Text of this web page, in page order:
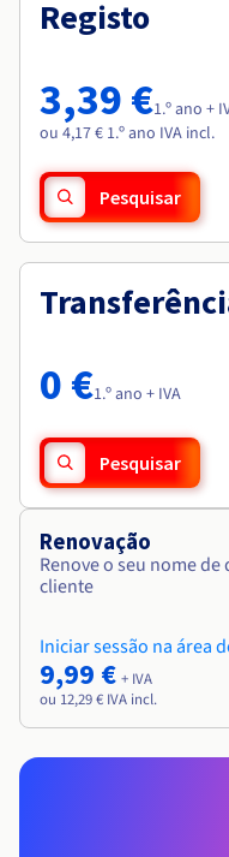
Preços
Roadmap & Changelog
Observabilidade
Roadmap & Changelog
Roadmap & Changelog
Roadmap & Changelog
Roadmap & Changelog
Registo
3,39 €1.º ano +
ou 4,17 € 1.º ano IVA incl.
Pesquisar
0 €1.º ano + IVA
Pesquisar
Renovação
Renove o seu nome
cliente
Iniciar sessão na área
9,99 € + IVA
ou 12,29 € IVA incl.